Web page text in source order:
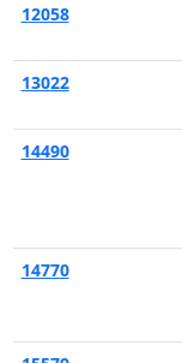
12058
13022
14490
14770